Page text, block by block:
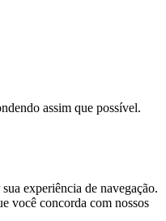
assim que possível.
experiência de navegação.
você concorda com nossos